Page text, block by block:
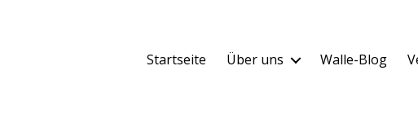
Startseite Über uns Walle-Blog